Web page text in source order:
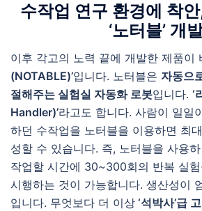
수작업 연구 환경에 착
‘노터블’ 개
이후 각고의 노력 끝에 개발한 제품이
(NOTABLE)’입니다. 노터블은 자동으
절해주는 실험실 자동화 로봇입니다. ‘
Handler)’라고도 합니다. 사람이 일일
하던 수작업을 노터블을 이용하면 최
성할 수 있습니다. 즉, 노터블을 사용
작업할 시간에 30~300회의 반복 실험
시행하는 것이 가능합니다. 생산성이
입니다. 무엇보다 더 이상 ‘석박사’급